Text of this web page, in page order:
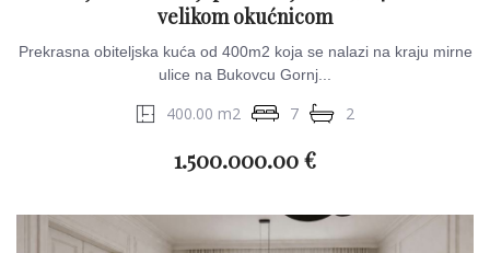
velikom okućnicom
Prekrasna obiteljska kuća od 400m2 koja se nalazi na kraju mirne
ulice na Bukovcu Gornj...
400.00 m2 7 2
1.500.000.00 €